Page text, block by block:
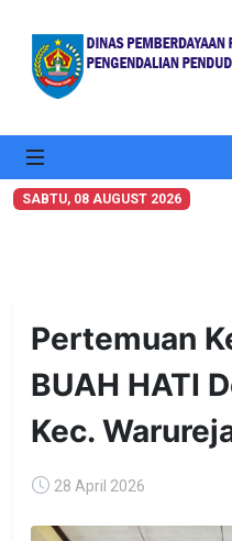
SABTU, 08 AUGUST 2026
Pertemuan
BUAH HATI
Kec.
28 April 2026